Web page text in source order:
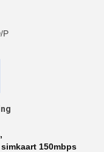
P
,
150mbps